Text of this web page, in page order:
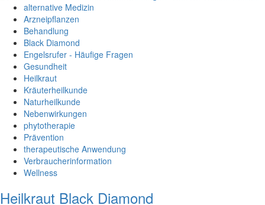
alternative Medizin
Arzneipflanzen
Behandlung
Black Diamond
Engelsrufer - Häufige Fragen
Gesundheit
Heilkraut
Kräuterheilkunde
Naturheilkunde
Nebenwirkungen
phytotherapie
Prävention
therapeutische Anwendung
Verbraucherinformation
Wellness
Heilkraut Black Diamond